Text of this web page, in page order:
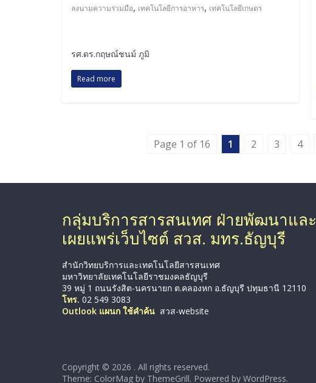
ลงนามความร่วมมือ, เทคโนโลยีการอาหาร, เทคโนโลยีเกษตร
รศ.ดร.กฤษณ์ชนม์ ภูมิ
Read more
Page 1 of 16 1 2 3 4
กลุ่มบริการสารสนเทศ ฝ่ายพัฒนาและ
เผยแพร่เว็บไซต์ สวส. มทร.ธัญบุรี
สำนักวิทยบริการและเทคโนโลยีสารสนเทศ
มหาวิทยาลัยเทคโนโลยีราชมงคลธัญบุรี
39 หมู่ 1 ถนนรังสิต-นครนายก ต.คลองหก อ.ธัญบุรี ปทุมธานี 12110
โทร. 02 549 3083
Outlook แผนก ใช้คำค้น สวส-website
Copyright © 2026 . All rights reserved.
Theme: ColorMag by ThemeGrill. Powered by WordPress.